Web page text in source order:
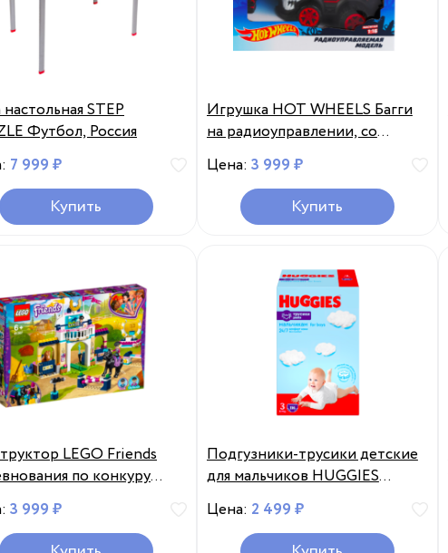
STEP
Футбол, Россия
7 999 ₽
Купить
Игрушка HOT WHEELS Багги
на радиоуправлении, cо
светом Арт. Т21686,Т21685,
Китай
Цена: 3 999 ₽
Купить
LEGO Friends
по конкуру
Китай
3 999 ₽
Подгузники-трусики детские
для мальчиков HUGGIES
Disney Box 3, 6-11кг, 116шт,
Россия, 116 шт
Цена: 2 499 ₽